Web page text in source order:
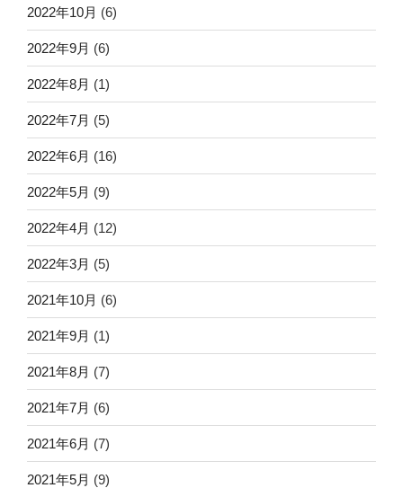
2022年10月 (6)
2022年9月 (6)
2022年8月 (1)
2022年7月 (5)
2022年6月 (16)
2022年5月 (9)
2022年4月 (12)
2022年3月 (5)
2021年10月 (6)
2021年9月 (1)
2021年8月 (7)
2021年7月 (6)
2021年6月 (7)
2021年5月 (9)